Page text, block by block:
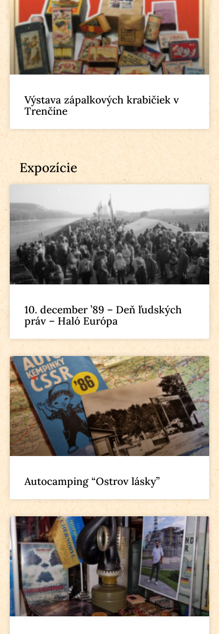
Výstava zápalkových krabičiek v
Trenčíne
Expozície
10. december ’89 – Deň ľudských
práv – Haló Európa
Autocamping “Ostrov lásky”